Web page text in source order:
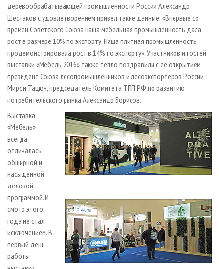
деревообрабатывающей промышленности России Александр
Шестаков с удовлетворением привел такие данные: «Впервые со
времен Советского Союза наша мебельная промышленность дала
рост в размере 10% по экспорту. Наша плитная промышленность
продемонстрировала рост в 14% по экспорту». Участников и гостей
выставки «Мебель 2016» также тепло поздравили с ее открытием
президент Союза лесопромышленников и лесоэкспортеров России
Мирон Тацюн, председатель Комитета ТПП РФ по развитию
потребительского рынка Александр Борисов.
Выставка
«Мебель»
всегда
отличалась
обширной и
насыщенной
деловой
программой. И
смотр этого
года не стал
исключением. В
первый день
работы